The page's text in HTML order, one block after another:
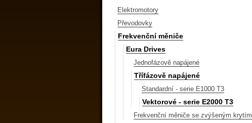
Elektromotory
Převodovky
Frekvenční měniče
Eura Drives
Jednofázově napájené
Třífázově napájené
Standardní - serie E1000 T3
Vektorové - serie E2000 T3
Frekvenční měniče se zvýšeným krytím